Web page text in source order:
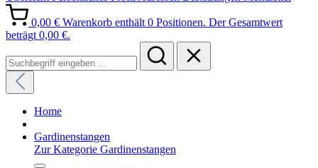
0,00 € Warenkorb enthält 0 Positionen. Der Gesamtwert
beträgt 0,00 €.
Home
Gardinenstangen
Zur Kategorie Gardinenstangen